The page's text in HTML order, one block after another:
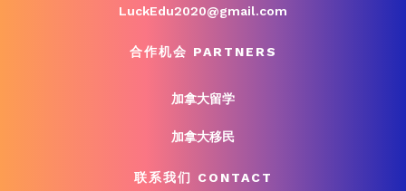
LuckEdu2020@gmail.com
合作机会 PARTNERS
加拿大留学
加拿大移民
联系我们 CONTACT